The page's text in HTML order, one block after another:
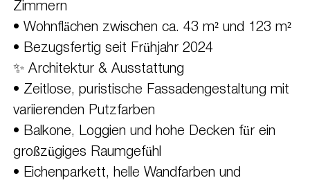
Zimmern
• Wohnflächen zwischen ca. 43 m² und 123 m²
• Bezugsfertig seit Frühjahr 2024
✨ Architektur & Ausstattung
• Zeitlose, puristische Fassadengestaltung mit
variierenden Putzfarben
• Balkone, Loggien und hohe Decken für ein
großzügiges Raumgefühl
• Eichenparkett, helle Wandfarben und